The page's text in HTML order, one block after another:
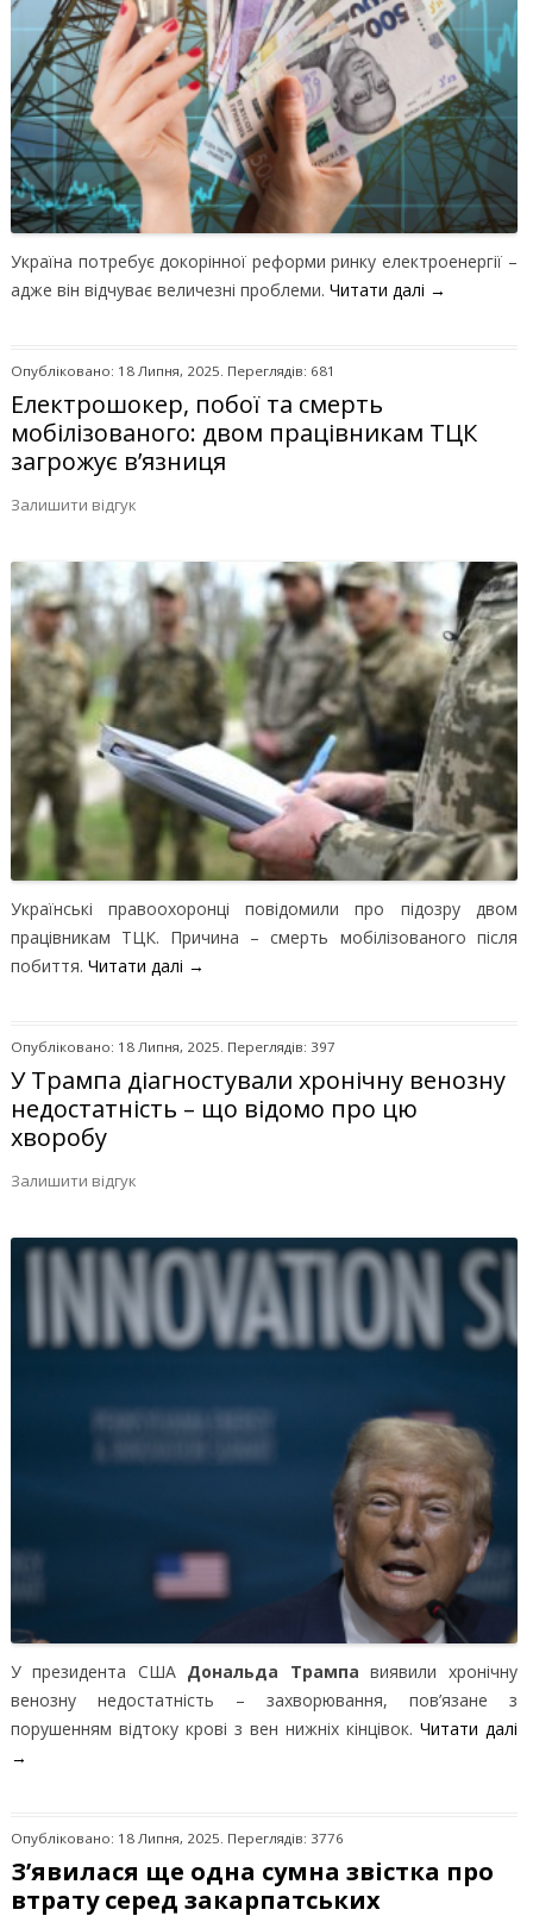
Україна потребує докорінної реформи ринку електроенергії –
адже він відчуває величезні проблеми. Читати далі →
Опубліковано: 18 Липня, 2025. Переглядів: 681
Електрошокер, побої та смерть
мобілізованого: двом працівникам ТЦК
загрожує в’язниця
Залишити відгук
Українські правоохоронці повідомили про підозру двом
працівникам ТЦК. Причина – смерть мобілізованого після
побиття. Читати далі →
Опубліковано: 18 Липня, 2025. Переглядів: 397
У Трампа діагностували хронічну венозну
недостатність – що відомо про цю
хворобу
Залишити відгук
У президента США Дональда Трампа виявили хронічну
венозну недостатність – захворювання, пов’язане з
порушенням відтоку крові з вен нижніх кінцівок. Читати далі
→
Опубліковано: 18 Липня, 2025. Переглядів: 3776
З’явилася ще одна сумна звістка про
втрату серед закарпатських